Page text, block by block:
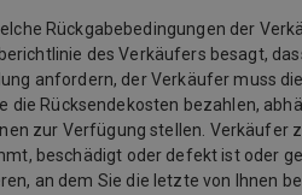
Rückgabebedingungen der
des Verkäufers besagt,
anfordern, der Verkäufer muss
Rücksendekosten bezahlen,
zur Verfügung stellen. Verkäufer
beschädigt oder defekt ist oder
an dem Sie die letzte von Ihnen